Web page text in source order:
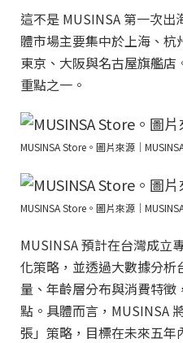
這不是 MUSINSA 第一次
體市場主要集中於上海、
東京、大阪與名古屋旗艦
重點之一。
MUSINSA Store。圖片來源｜
MUSINSA Store。圖片來源｜
MUSINSA 預計在台灣成立
化策略，並透過大數據分析
量、年齡層分布與消費特
點。具體而言，MUSINSA
張」策略，目標在未來五年